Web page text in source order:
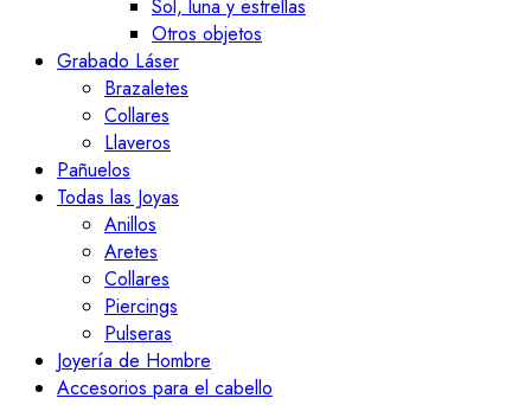
Sol, luna y estrellas
Otros objetos
Grabado Láser
Brazaletes
Collares
Llaveros
Pañuelos
Todas las Joyas
Anillos
Aretes
Collares
Piercings
Pulseras
Joyería de Hombre
Accesorios para el cabello